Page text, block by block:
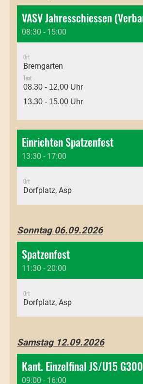
08:30 - 15:00
Ort
Bremgarten
Text
08.30 - 12.00 Uhr
13.30 - 15.00 Uhr
Einrichten Spatzenfest
13:30 - 17:00
Ort
Dorfplatz, Asp
Sonntag 06.09.2026
Spatzenfest
11:30 - 20:00
Ort
Dorfplatz, Asp
Samstag 12.09.2026
Kant. Einzelfinal JS/U15 G300
09:00 - 16:00